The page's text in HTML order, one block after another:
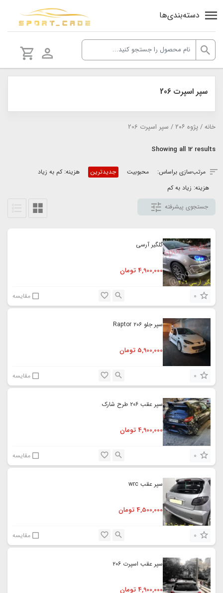
دسته‌بندی‌ها
سپر اسپرت 206
خانه/پژوه ٢٠٦ / سپر اسپرت 206
Showing all 12 results
مرتب‌سازی براساس: محبوبیت جدیدترین
هزینه: کم به زیاد
هزینه: زیاد به کم
جستجوی پیشرفته
گلگیر آرسی
4,900,000 تومان
0 مقایسه
سپر جلو ۲۰۶ Raptor
5,900,000 تومان
0 مقایسه
سپر عقب ۲۰۶ طرح شارک
4,900,000 تومان
0 مقایسه
سپر عقب wrc
4,500,000 تومان
0 مقایسه
سپر عقب اسپرت ۲۰۶
4,900,000 تومان